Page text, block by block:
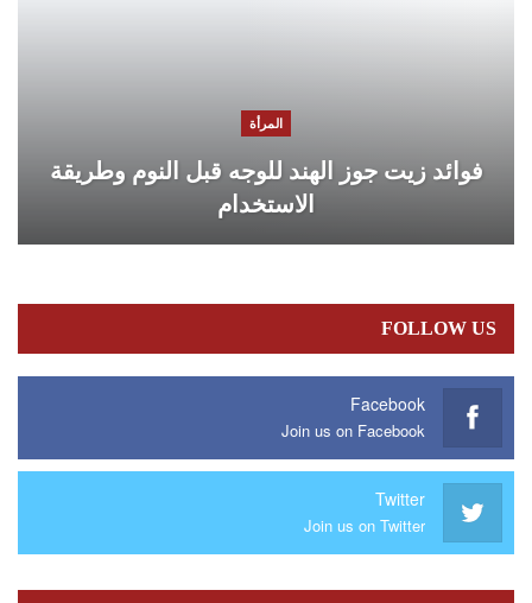
المرأة
فوائد زيت جوز الهند للوجه قبل النوم وطريقة
الاستخدام
FOLLOW US
Facebook
Join us on Facebook
Twitter
Join us on Twitter